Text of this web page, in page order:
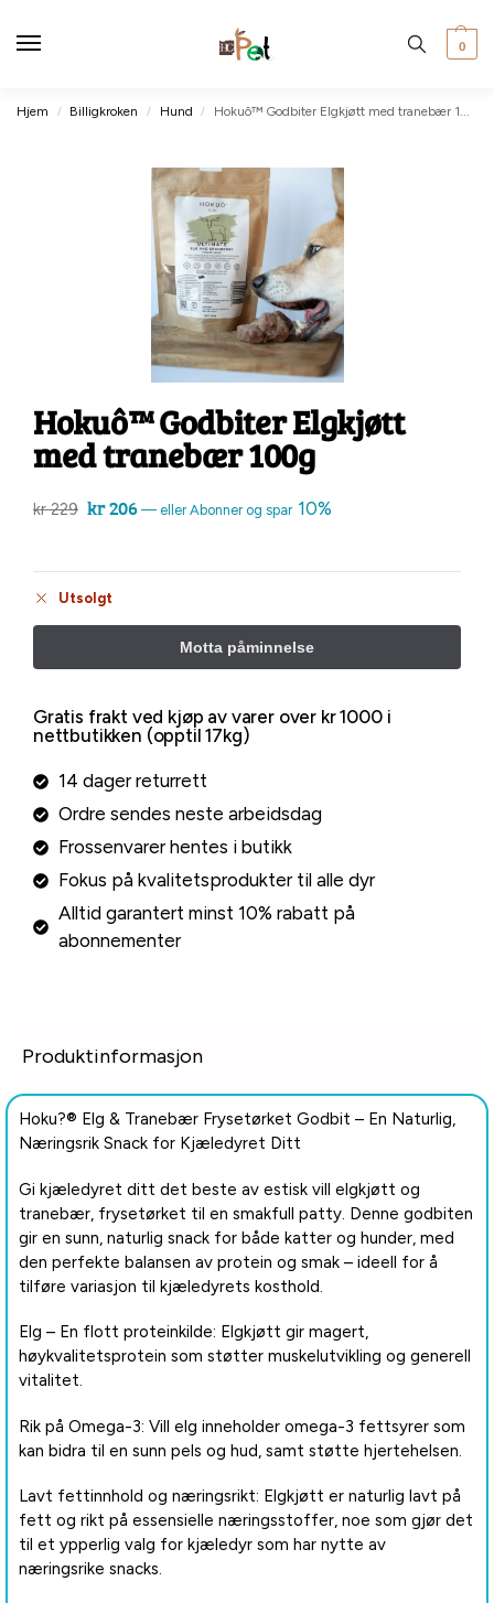
0
Hjem / Billigkroken / Hund / Hokuô™ Godbiter Elgkjøtt med tranebær 100g
Hokuô™ Godbiter Elgkjøtt
med tranebær 100g
kr229 kr206 — eller Abonner og spar 10%
Utsolgt
Gratis frakt ved kjøp av varer over kr 1000 i
nettbutikken (opptil 17kg)
14 dager returrett
Ordre sendes neste arbeidsdag
Frossenvarer hentes i butikk
Fokus på kvalitetsprodukter til alle dyr
Alltid garantert minst 10% rabatt på
abonnementer
Produktinformasjon
Hoku?® Elg & Tranebær Frysetørket Godbit – En Naturlig,
Næringsrik Snack for Kjæledyret Ditt
Gi kjæledyret ditt det beste av estisk vill elgkjøtt og
tranebær, frysetørket til en smakfull patty. Denne godbiten
gir en sunn, naturlig snack for både katter og hunder, med
den perfekte balansen av protein og smak – ideell for å
tilføre variasjon til kjæledyrets kosthold.
Elg – En flott proteinkilde: Elgkjøtt gir magert,
høykvalitetsprotein som støtter muskelutvikling og generell
vitalitet.
Rik på Omega-3: Vill elg inneholder omega-3 fettsyrer som
kan bidra til en sunn pels og hud, samt støtte hjertehelsen.
Lavt fettinnhold og næringsrikt: Elgkjøtt er naturlig lavt på
fett og rikt på essensielle næringsstoffer, noe som gjør det
til et ypperlig valg for kjæledyr som har nytte av
næringsrike snacks.